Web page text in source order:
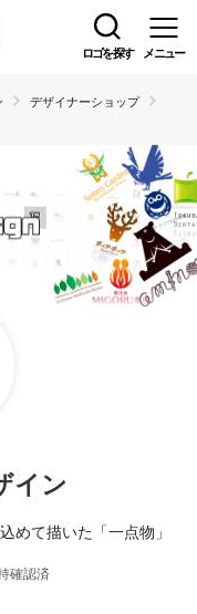
ロゴを探す メニュー
デザイナーショップ
イン
めて描いた「一点物」
確認済